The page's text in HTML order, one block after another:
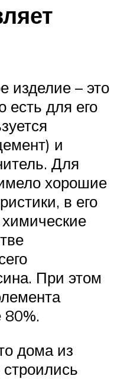
изделие – это
есть для его
и
Для
хорошие
в его
При этом
80%.
дома из